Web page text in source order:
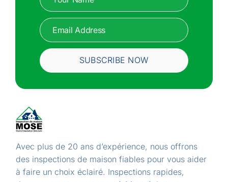
Your name
Email (Nécessaire)
SUBSCRIBE NOW
Avec plus de 20 ans d’expérience, nous offrons
des inspections de maison fiables pour vous aider
à faire un choix éclairé. Inspections rapides,